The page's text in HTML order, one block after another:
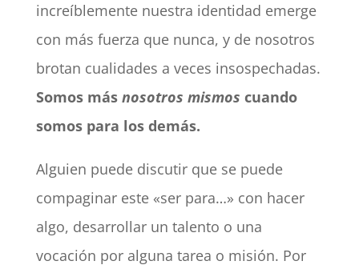
increíblemente nuestra identidad emerge
con más fuerza que nunca, y de nosotros
brotan cualidades a veces insospechadas.
Somos más nosotros mismos cuando
somos para los demás.
Alguien puede discutir que se puede
compaginar este «ser para…» con hacer
algo, desarrollar un talento o una
vocación por alguna tarea o misión. Por